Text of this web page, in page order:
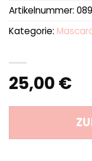
25,00 €
Artikelnummer:
Kategorie: